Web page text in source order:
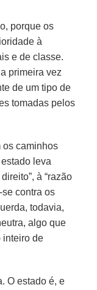
porque os
à
e de classe.
primeira vez
de um tipo de
tomadas pelos
os caminhos
leva
à “razão
contra os
todavia,
algo que
inteiro de
O estado é, e